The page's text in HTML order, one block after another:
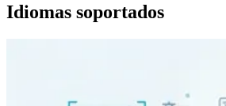
Idiomas soportados